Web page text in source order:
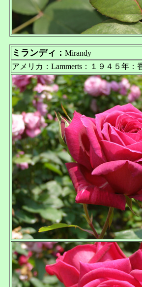
ミランディ： Mirandy
アメリカ：Lammerts：１９４５年：